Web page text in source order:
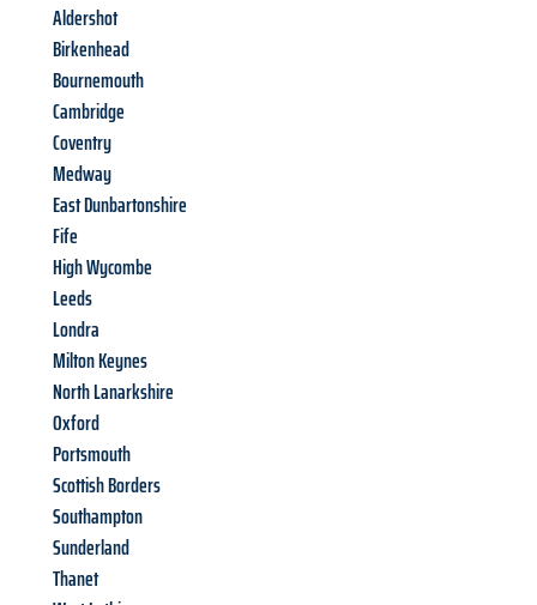
Aldershot
Birkenhead
Bournemouth
Cambridge
Coventry
Medway
East Dunbartonshire
Fife
High Wycombe
Leeds
Londra
Milton Keynes
North Lanarkshire
Oxford
Portsmouth
Scottish Borders
Southampton
Sunderland
Thanet